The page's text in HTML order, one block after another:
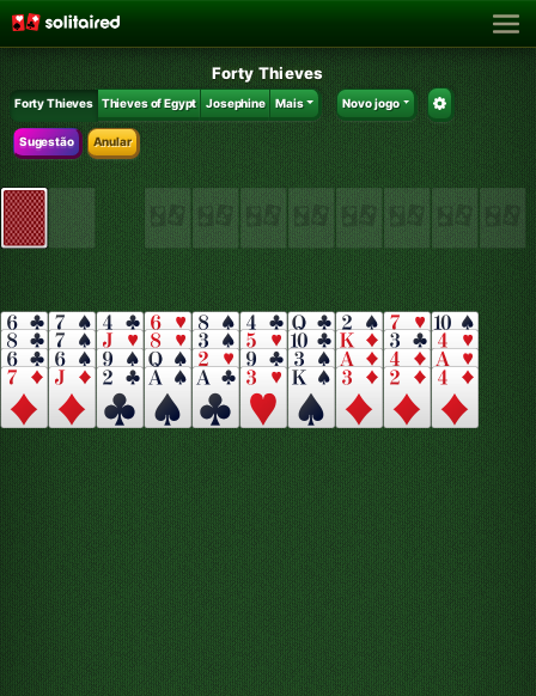
Forty Thieves
Forty Thieves Thieves of Egypt Josephine Mais Novo jogo
Sugestão Anular